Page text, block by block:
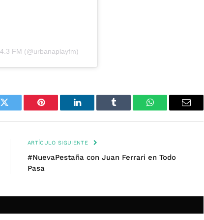
FM (@urbanaplayfm)
Twitter Pinterest LinkedIn Tumblr WhatsAppEmail
ARTÍCULO SIGUIENTE
#NuevaPestaña con Juan Ferrari en Todo
Pasa